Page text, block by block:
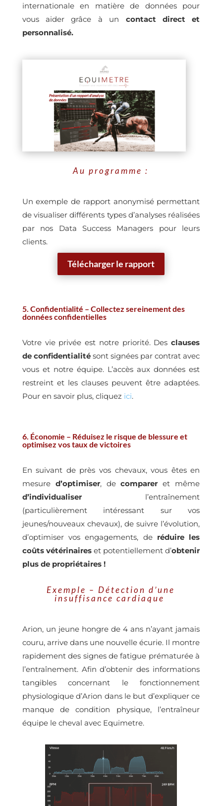
internationale en matière de données pour
vous aider grâce à un contact direct et
personnalisé.
Au programme :
Un exemple de rapport anonymisé permettant
de visualiser différents types d’analyses réalisées
par nos Data Success Managers pour leurs
clients.
Télécharger le rapport
5. Confidentialité – Collectez sereinement des
données confidentielles
Votre vie privée est notre priorité. Desclauses
de confidentialitésont signées par contrat avec
vous et notre équipe. L’accès aux données est
restreint et les clauses peuvent être adaptées.
Pour en savoir plus, cliquez ici.
6. Économie – Réduisez le risque de blessure et
optimisez vos taux de victoires
En suivant de près vos chevaux, vous êtes en
mesure d’optimiser, decomparer et même
d’individualiserl’entraînement
(particulièrement intéressant sur vos
jeunes/nouveaux chevaux), de suivre l’évolution,
d’optimiser vos engagements, de réduire les
coûts vétérinaireset potentiellement d’obtenir
plus de propriétaires !
Exemple – Détection d’une
insuffisance cardiaque
Arion, un jeune hongre de 4 ans n’ayant jamais
couru, arrive dans une nouvelle écurie. Il montre
rapidement des signes de fatigue prématurée à
l’entraînement. Afin d’obtenir des informations
tangibles concernant le fonctionnement
physiologique d’Arion dans le but d’expliquer ce
manque de condition physique, l’entraîneur
équipe le cheval avec Equimetre.